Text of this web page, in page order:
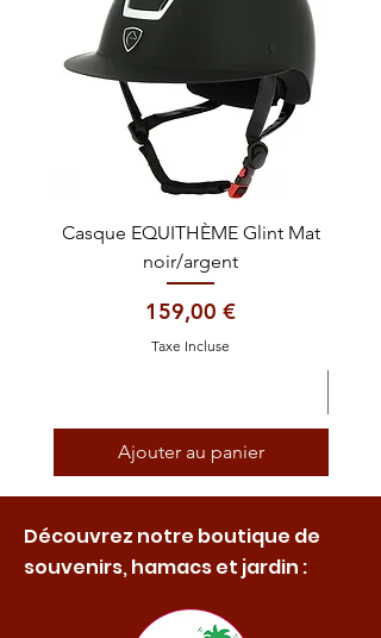
Casque EQUITHÈME Glint Mat
noir/argent
Prix
159,00 €
Taxe Incluse
Ajouter au panier
Découvrez notre boutique de
souvenirs, hamacs et jardin :